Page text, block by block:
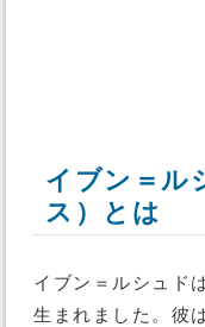
イブン＝ル
ス）とは
イブン＝ルシュド
生まれました。彼